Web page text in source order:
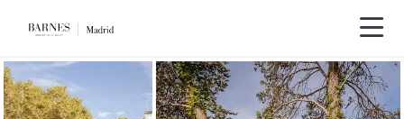
EXCLUSIVIDAD
Recorrido en vídeo